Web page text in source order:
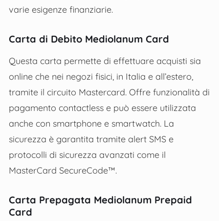
varie esigenze finanziarie.
Carta di Debito Mediolanum Card
Questa carta permette di effettuare acquisti sia
online che nei negozi fisici, in Italia e all’estero,
tramite il circuito Mastercard. Offre funzionalità di
pagamento contactless e può essere utilizzata
anche con smartphone e smartwatch. La
sicurezza è garantita tramite alert SMS e
protocolli di sicurezza avanzati come il
MasterCard SecureCode™​​.
Carta Prepagata Mediolanum Prepaid
Card